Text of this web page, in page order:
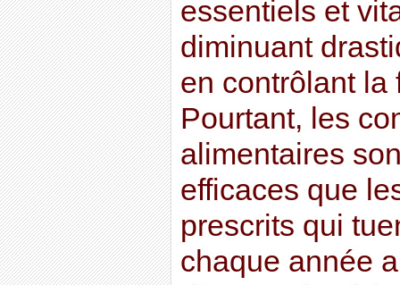
essentiels et
diminuant
en contrôlant la
Pourtant, les
alimentaires
efficaces que
prescrits qui
chaque année